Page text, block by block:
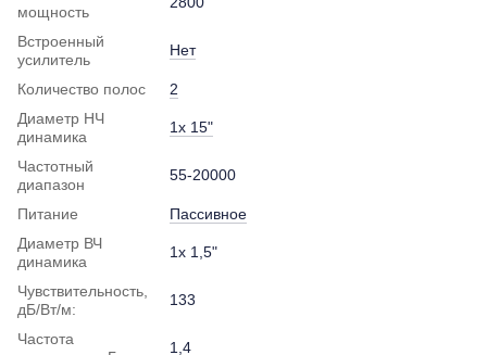
мощность
Встроенный
усилитель
Нет
Количество полос
2
Диаметр НЧ
динамика
1x 15"
Частотный
диапазон
55-20000
Питание
Пассивное
Диаметр ВЧ
динамика
1x 1,5"
Чувствительность,
дБ/Вт/м:
133
Частота
1,4